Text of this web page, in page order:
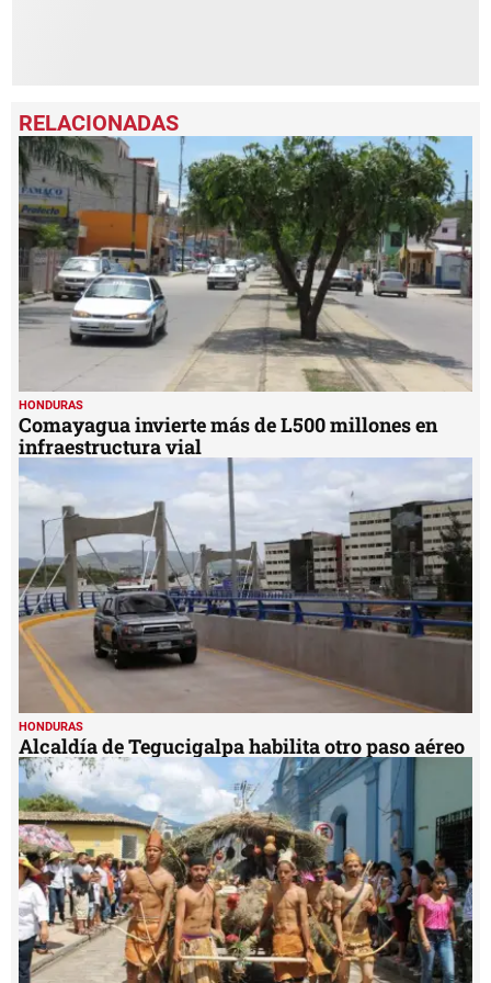
HONDURAS
Comayagua invierte más de L500 millones en
infraestructura vial
HONDURAS
Alcaldía de Tegucigalpa habilita otro paso aéreo